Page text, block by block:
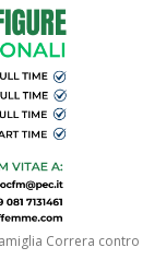
Correra contro